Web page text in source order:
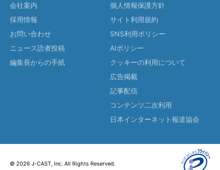
会社案内
採用情報
お問い合わせ
ニュース読者投稿
編集長からの手紙
個人情報保護方針
サイト利用規約
SNS利用ポリシー
AIポリシー
クッキーの利用について
広告掲載
記事配信
コンテンツ二次利用
日本インターネット報道協会
© 2026 J-CAST, Inc. All Rights Reserved.